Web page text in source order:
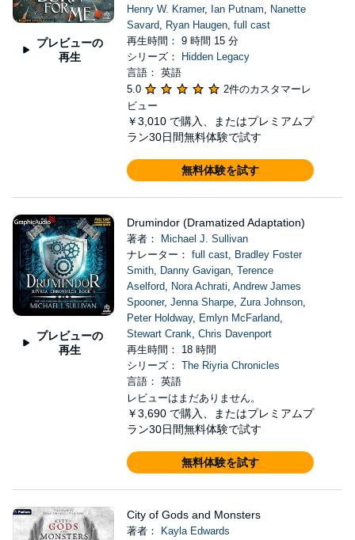
プレビューの
再生
Henry W. Kramer, Ian Putnam, Nanette
Savard, Ryan Haugen, full cast
再生時間： 9 時間 15 分
シリーズ：
Hidden Legacy
言語： 英語
5.0
2件のカスタマーレ
ビュー
￥3,010 で購入、またはプレミアムプ
ラン30日間無料体験で試す
無料体験を試す
プレビューの
再生
Drumindor (Dramatized Adaptation)
著者：
Michael J. Sullivan
ナレーター： full cast, Bradley Foster
Smith, Danny Gavigan, Terence
Aselford, Nora Achrati, Andrew James
Spooner, Jenna Sharpe, Zura Johnson,
Peter Holdway, Emlyn McFarland,
Stewart Crank, Chris Davenport
再生時間： 18 時間
シリーズ： The Riyria Chronicles
言語： 英語
レビューはまだありません。
￥3,690 で購入、またはプレミアムプ
ラン30日間無料体験で試す
無料体験を試す
City of Gods and Monsters
著者：
Kayla Edwards